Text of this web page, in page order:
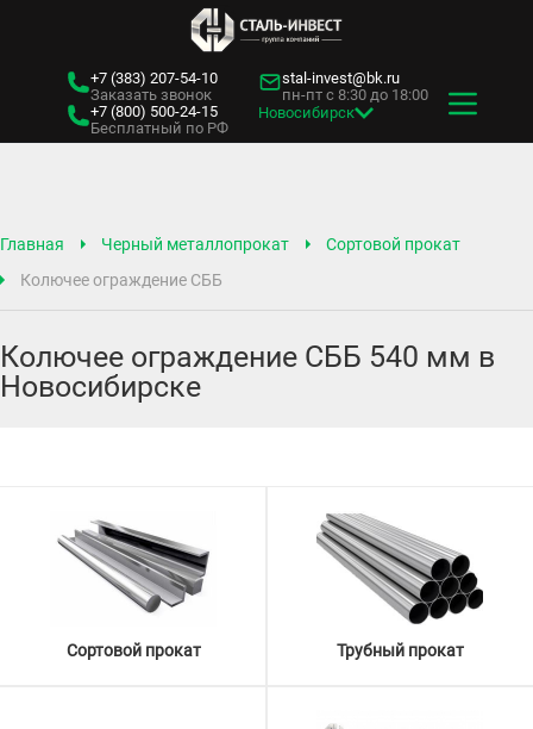
+7 (383) 207-54-10
Заказать звонок
+7 (800) 500-24-15
Бесплатный по РФ
stal-invest@bk.ru
пн-пт с 8:30 до 18:00
Новосибирск
Главная Черный металлопрокат
Сортовой прокат
Колючее ограждение СББ
Колючее ограждение СББ 540 мм в
Новосибирске
Сортовой прокат Трубный прокат